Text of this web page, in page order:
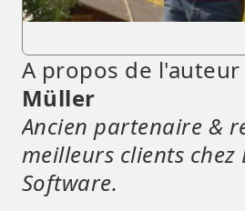
A propos de l'auteur
Müller
Ancien partenaire &
meilleurs clients chez
Software.